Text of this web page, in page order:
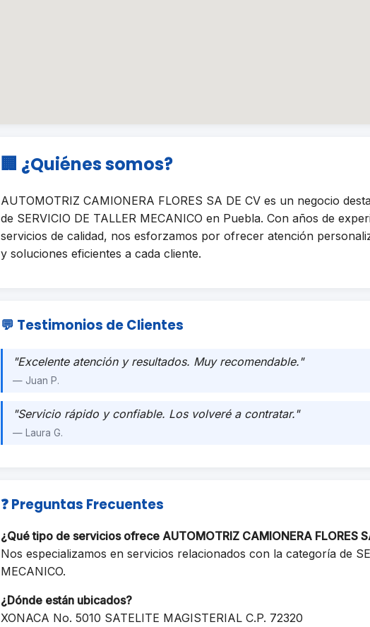
🏢 ¿Quiénes somos?
AUTOMOTRIZ CAMIONERA FLORES SA DE CV es un negocio
de SERVICIO DE TALLER MECANICO en Puebla. Con años de
servicios de calidad, nos esforzamos por ofrecer atención
y soluciones eficientes a cada cliente.
💬 Testimonios de Clientes
"Excelente atención y resultados. Muy recomendable."
— Juan P.
"Servicio rápido y confiable. Los volveré a contratar."
— Laura G.
❓ Preguntas Frecuentes
¿Qué tipo de servicios ofrece AUTOMOTRIZ CAMIONERA FLORES
Nos especializamos en servicios relacionados con la categoría de
MECANICO.
¿Dónde están ubicados?
XONACA No. 5010 SATELITE MAGISTERIAL C.P. 72320